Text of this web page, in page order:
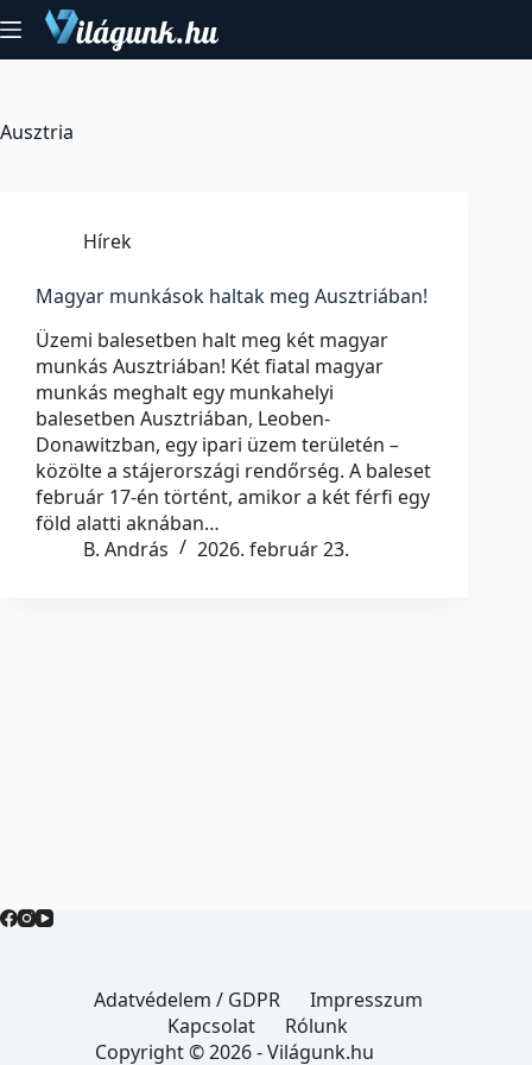
to
content
Ausztria
Hírek
Magyar munkások haltak meg Ausztriában!
Üzemi balesetben halt meg két magyar
munkás Ausztriában! Két fiatal magyar
munkás meghalt egy munkahelyi
balesetben Ausztriában, Leoben-
Donawitzban, egy ipari üzem területén –
közölte a stájerországi rendőrség. A baleset
február 17-én történt, amikor a két férfi egy
föld alatti aknában…
B. András
2026. február 23.
Adatvédelem / GDPR
Impresszum
Kapcsolat
Rólunk
Copyright © 2026 - Világunk.hu